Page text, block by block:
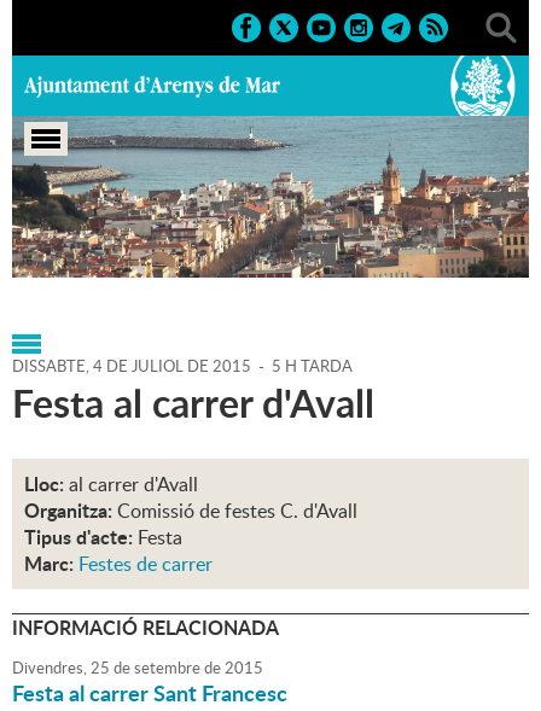
Portada > Agenda > 04-07-
2015 > Marcs > Culturals > 2015 > Festes de carrer
DISSABTE,4 DE JULIOL DE 2015 - 5 H TARDA
Festa al carrer d'Avall
Lloc: al carrer d'Avall
Organitza: Comissió de festes C. d'Avall
Tipus d'acte: Festa
Marc: Festes de carrer
INFORMACIÓ RELACIONADA
Divendres,25 desetembrede2015
Festa al carrer Sant Francesc